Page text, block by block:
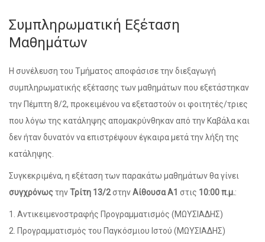
Συμπληρωματική Εξέταση
Μαθημάτων
Η συνέλευση του Τμήματος αποφάσισε την διεξαγωγή
συμπληρωματικής εξέτασης των μαθημάτων που εξετάστηκαν
την Πέμπτη 8/2, προκειμένου να εξεταστούν οι φοιτητές/τριες
που λόγω της κατάληψης απομακρύνθηκαν από την Καβάλα και
δεν ήταν δυνατόν να επιστρέψουν έγκαιρα μετά την λήξη της
κατάληψης.
Συγκεκριμένα, η εξέταση των παρακάτω μαθημάτων θα γίνει
συγχρόνωςτηνΤρίτη 13/2στηνΑίθουσα Α1 στις 10:00 π.μ.:
1. Αντικειμενοστραφής Προγραμματισμός (ΜΩΥΣΙΑΔΗΣ)
2. Προγραμματισμός του Παγκόσμιου Ιστού (ΜΩΥΣΙΑΔΗΣ)